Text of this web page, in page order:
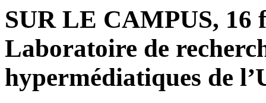
SUR LE CAMPUS, 16
Laboratoire de
hypermédiatiques de